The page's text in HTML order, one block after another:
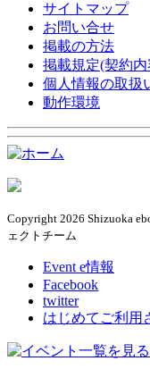
サイトマップ
お問い合せ
掲載の方法
掲載規定(契約
個人情報の取扱
動作環境
Copyright 2026 Shizuoka
ェクトチーム
Event e情報
Facebook
twitter
はじめてご利用